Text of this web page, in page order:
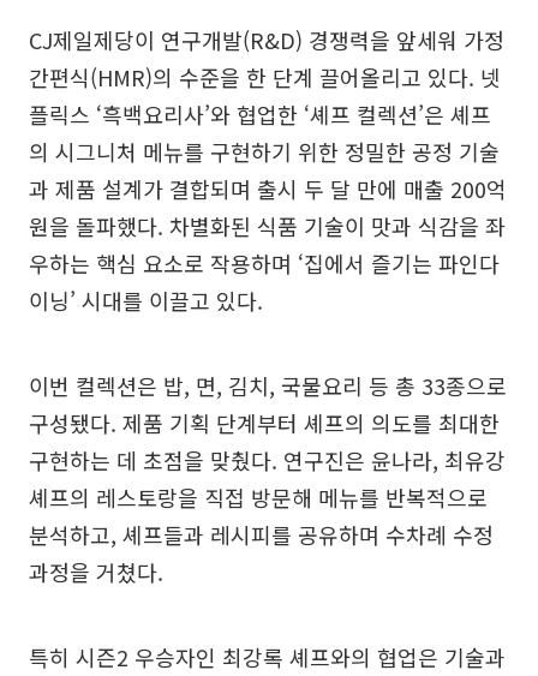
CJ제일제당이 연구개발(R&D) 경쟁력을 앞세워 가정
간편식(HMR)의 수준을 한 단계 끌어올리고 있다. 넷
플릭스 ‘흑백요리사’와 협업한 ‘셰프 컬렉션’은 셰프
의 시그니처 메뉴를 구현하기 위한 정밀한 공정 기술
과 제품 설계가 결합되며 출시 두 달 만에 매출 200억
원을 돌파했다. 차별화된 식품 기술이 맛과 식감을 좌
우하는 핵심 요소로 작용하며 ‘집에서 즐기는 파인다
이닝’ 시대를 이끌고 있다.
이번 컬렉션은 밥, 면, 김치, 국물요리 등 총 33종으로
구성됐다. 제품 기획 단계부터 셰프의 의도를 최대한
구현하는 데 초점을 맞췄다. 연구진은 윤나라, 최유강
셰프의 레스토랑을 직접 방문해 메뉴를 반복적으로
분석하고, 셰프들과 레시피를 공유하며 수차례 수정
과정을 거쳤다.
특히 시즌2 우승자인 최강록 셰프와의 협업은 기술과